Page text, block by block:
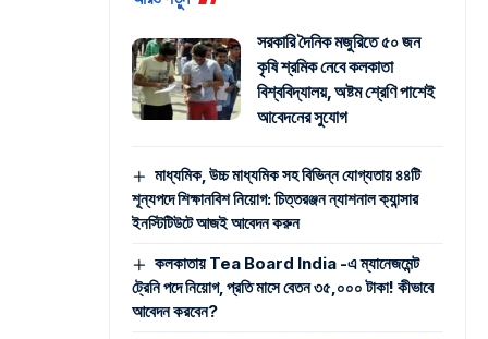
সরকারি দৈনিক মজুরিতে ৫০ জন
কৃষি শ্রমিক নেবে কলকাতা
বিশ্ববিদ্যালয়, অষ্টম শ্রেণি পাশেই
আবেদনের সুযোগ
মাধ্যমিক, উচ্চ মাধ্যমিক সহ বিভিন্ন যোগ্যতায় ৪৪টি
শূন্যপদে শিক্ষানবিশ নিয়োগ: চিত্তরঞ্জন ন্যাশনাল ক্যান্সার
ইনস্টিটিউটে আজই আবেদন করুন
কলকাতায় Tea Board India -এ ম্যানেজমেন্ট
ট্রেনি পদে নিয়োগ, প্রতি মাসে বেতন ৩৫,০০০ টাকা! কীভাবে
আবেদন করবেন?